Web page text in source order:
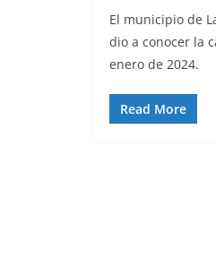
El municipio de
dio a conocer la
enero de 2024.
Read More